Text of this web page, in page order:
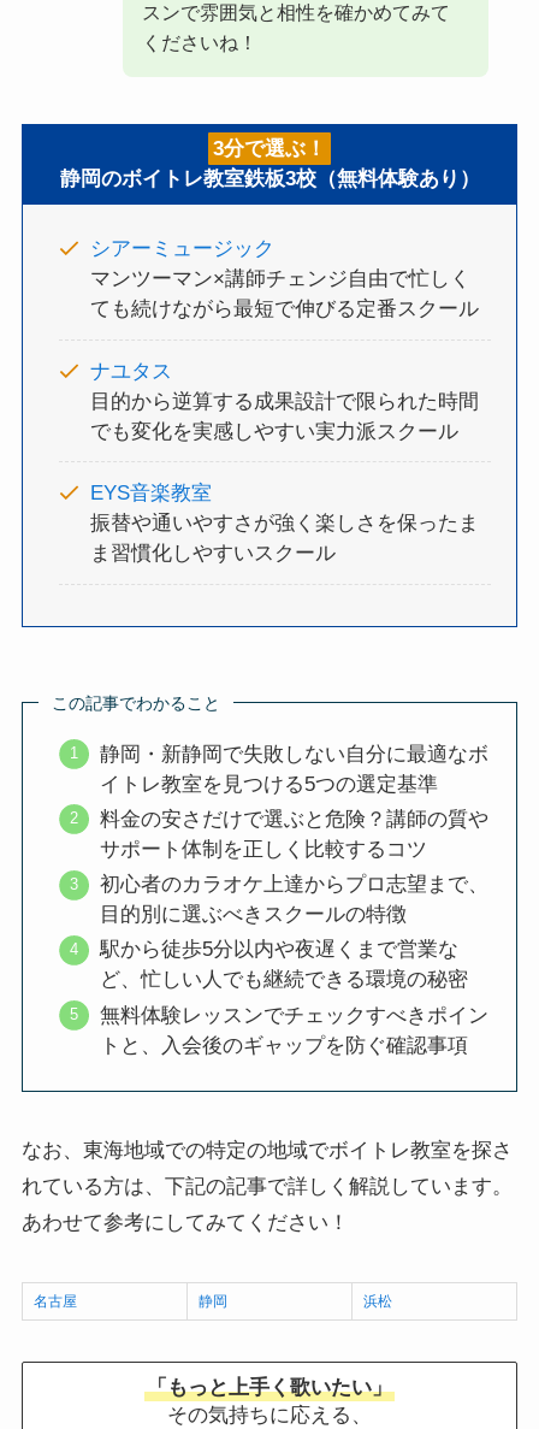
スンで雰囲気と相性を確かめてみて
くださいね！
3分で選ぶ！
静岡のボイトレ教室鉄板3校（無料体験あり）
シアーミュージック
マンツーマン×講師チェンジ自由で忙しく
ても続けながら最短で伸びる定番スクール
ナユタス
目的から逆算する成果設計で限られた時間
でも変化を実感しやすい実力派スクール
EYS音楽教室
振替や通いやすさが強く楽しさを保ったま
ま習慣化しやすいスクール
この記事でわかること
静岡・新静岡で失敗しない自分に最適なボ
イトレ教室を見つける5つの選定基準
料金の安さだけで選ぶと危険？講師の質や
サポート体制を正しく比較するコツ
初心者のカラオケ上達からプロ志望まで、
目的別に選ぶべきスクールの特徴
駅から徒歩5分以内や夜遅くまで営業な
ど、忙しい人でも継続できる環境の秘密
無料体験レッスンでチェックすべきポイン
トと、入会後のギャップを防ぐ確認事項
なお、東海地域での特定の地域でボイトレ教室を探さ
れている方は、下記の記事で詳しく解説しています。
あわせて参考にしてみてください！
名古屋 静岡 浜松
「もっと上手く歌いたい」
その気持ちに応える、